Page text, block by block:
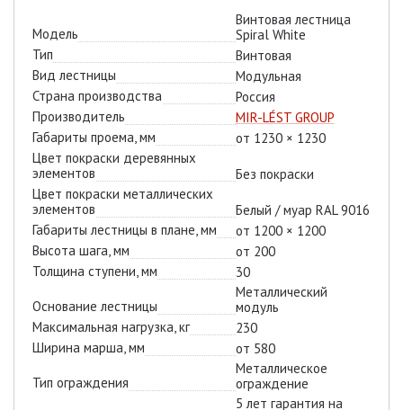
Модель
Винтовая лестница
Spiral White
Тип
Винтовая
Вид лестницы
Модульная
Страна производства
Россия
Производитель
MIR-LÉST GROUP
Габариты проема, мм
от 1230 × 1230
Цвет покраски деревянных
элементов
Без покраски
Цвет покраски металлических
элементов
Белый / муар RAL 9016
Габариты лестницы в плане, мм
от 1200 × 1200
Высота шага, мм
от 200
Толщина ступени, мм
30
Основание лестницы
Металлический
модуль
Максимальная нагрузка, кг
230
Ширина марша, мм
от 580
Тип ограждения
Металлическое
ограждение
5 лет гарантия на